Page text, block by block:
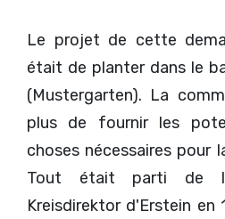
Le projet de cette
était de planter dans le
(Mustergarten). La
plus de fournir les
choses nécessaires pour
Tout était parti de
Kreisdirektor d'Erstein en